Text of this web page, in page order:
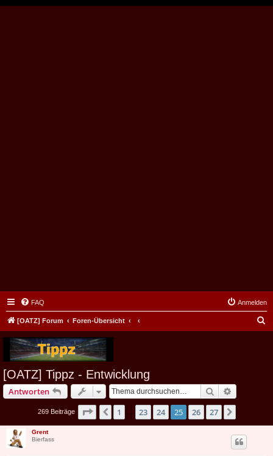
FAQ Anmelden
[OATZ] Forum Foren-Übersicht
[OATZ] Tippz - Entwicklung
Antworten Suche
269 Beiträge Seite 25 von 27
Vorherige
1 23 24 25 26 27
Grent
Bierfass